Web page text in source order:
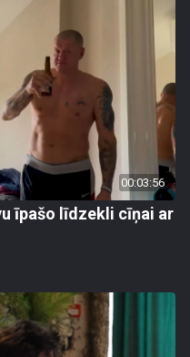
00:03:56
īpašo līdzekli cīņai ar